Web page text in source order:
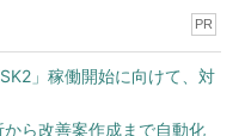
筆者としては、そのコマン
するのか、Windows
るように今後気を付けたい
PR
」稼働開始に向けて、対
ら改善案作成まで自動化